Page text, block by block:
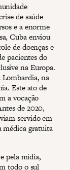
de saúde
e a enorme
Cuba enviou
de doenças e
pacientes do
na Europa.
na
Este ato de
a vocação
de 2020,
servido em
médica gratuita
pela mídia,
todo o sul